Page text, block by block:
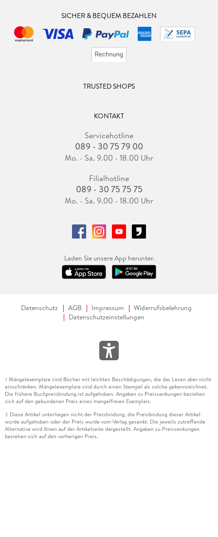
SICHER & BEQUEM BEZAHLEN
TRUSTED SHOPS
KONTAKT
Servicehotline
089 - 30 75 79 00
Mo. - Sa. 9.00 - 18.00 Uhr
Filialhotline
089 - 30 75 75 75
Mo. - Sa. 9.00 - 18.00 Uhr
Laden Sie unsere App herunter.
Datenschutz AGB Impressum
Widerrufsbelehrung
Datenschutzeinstellungen
1 Mängelexemplare sind Bücher mit leichten Beschädigungen, die das Lesen aber nicht
einschränken. Mängelexemplare sind durch einen Stempel als solche gekennzeichnet.
Die frühere Buchpreisbindung ist aufgehoben. Angaben zu Preissenkungen beziehen
sich auf den gebundenen Preis eines mangelfreien Exemplars.
2 Diese Artikel unterliegen nicht der Preisbindung, die Preisbindung dieser Artikel
wurde aufgehoben oder der Preis wurde vom Verlag gesenkt. Die jeweils zutreffende
Alternative wird Ihnen auf der Artikelseite dargestellt. Angaben zu Preissenkungen
beziehen sich auf den vorherigen Preis.